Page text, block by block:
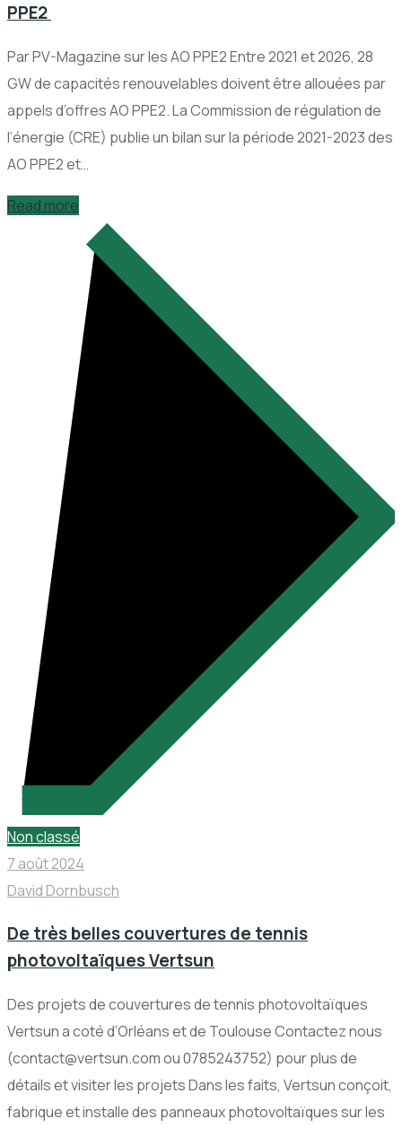
PPE2
Par PV-Magazine sur les AO PPE2 Entre 2021 et 2026, 28
GW de capacités renouvelables doivent être allouées par
appels d’offres AO PPE2. La Commission de régulation de
l’énergie (CRE) publie un bilan sur la période 2021-2023 des
AO PPE2 et…
Read more
Non classé
7 août 2024
David Dornbusch
De très belles couvertures de tennis
photovoltaïques Vertsun
Des projets de couvertures de tennis photovoltaïques
Vertsun a coté d’Orléans et de Toulouse Contactez nous
(contact@vertsun.com ou 0785243752) pour plus de
détails et visiter les projets Dans les faits, Vertsun conçoit,
fabrique et installe des panneaux photovoltaïques sur les